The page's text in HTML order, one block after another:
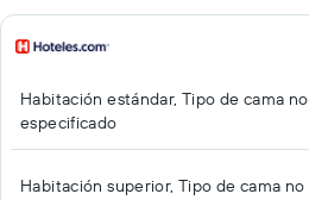
Habitación estándar, Tipo de cama no
especificado
Habitación superior, Tipo de cama no